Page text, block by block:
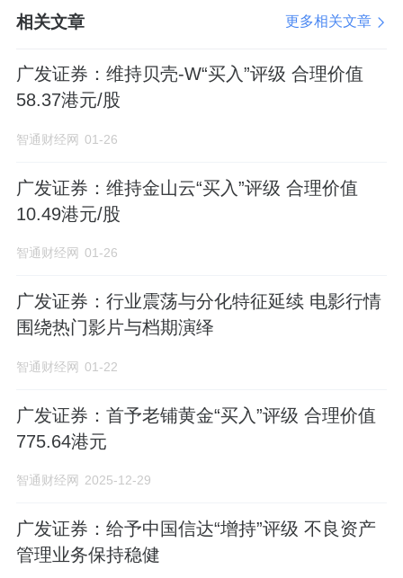
相关文章 更多相关文章
广发证券：维持贝壳-W“买入”评级 合理价值
58.37港元/股
智通财经网 01-26
广发证券：维持金山云“买入”评级 合理价值
10.49港元/股
智通财经网 01-26
广发证券：行业震荡与分化特征延续 电影行情
围绕热门影片与档期演绎
智通财经网 01-22
广发证券：首予老铺黄金“买入”评级 合理价值
775.64港元
智通财经网 2025-12-29
广发证券：给予中国信达“增持”评级 不良资产
管理业务保持稳健